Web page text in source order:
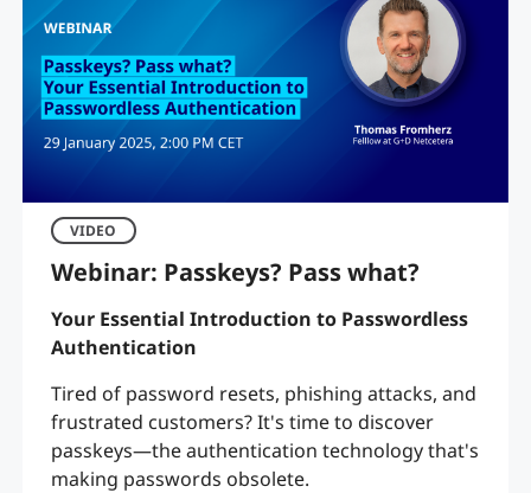
VIDEO
Webinar: Passkeys? Pass what?
Your Essential Introduction to Passwordless
Authentication
Tired of password resets, phishing attacks, and
frustrated customers? It's time to discover
passkeys—the authentication technology that's
making passwords obsolete.